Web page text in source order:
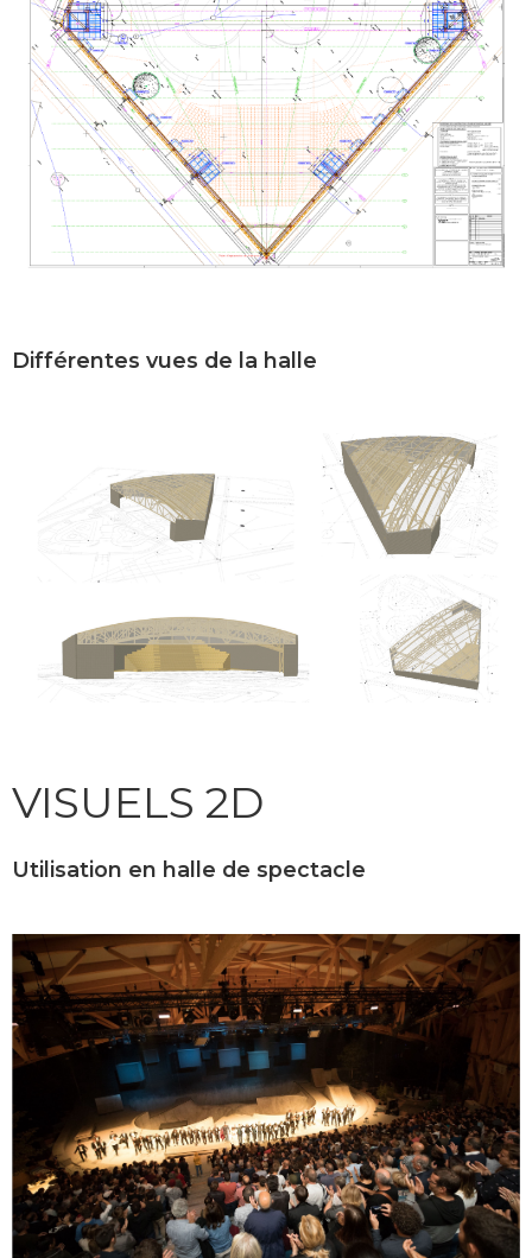
Différentes vues de la halle
VISUELS 2D
Utilisation en halle de spectacle